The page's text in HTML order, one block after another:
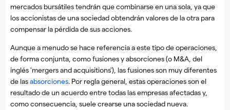
mercados bursátiles tendrán que combinarse en una sola, ya que
los accionistas de una sociedad obtendrán valores de la otra para
compensar la pérdida de sus acciones.
Aunque a menudo se hace referencia a este tipo de operaciones,
de forma conjunta, como fusiones y absorciones (o M&A, del
inglés 'mergers and acquisitions'), las fusiones son muy diferentes
de lasabsorciones. Por regla general, estas operaciones son el
resultado de un acuerdo entre todas las empresas afectadas y,
como consecuencia, suele crearse una sociedad nueva.